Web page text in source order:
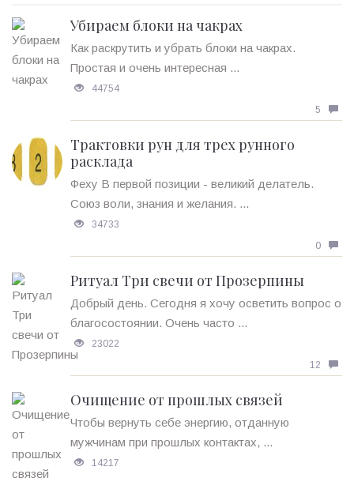
Убираем блоки на чакрах
Как раскрутить и убрать блоки на чакрах.
Простая и очень интересная ...
44754
5
Трактовки рун для трех рунного
расклада
Феху В первой позиции - великий делатель.
Союз воли, знания и желания. ...
34733
0
Ритуал Три свечи от Прозерпины
Добрый день. Сегодня я хочу осветить вопрос о
благосостоянии. Очень часто ...
23022
12
Очищение от прошлых связей
Чтобы вернуть себе энергию, отданную
мужчинам при прошлых контактах, ...
14217